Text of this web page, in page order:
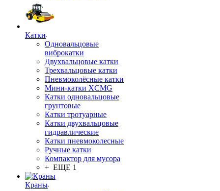
Катки
Одновальцовые
виброкатки
Двухвальцовые катки
Трехвальцовые катки
Пневмоколёсные катки
Мини-катки XCMG
Катки одновальцовые
грунтовые
Катки тротуарные
Катки двухвальцовые
гидравлические
Катки пневмоколесные
Ручные катки
Компактор для мусора
+ ЕЩЕ 1
Краны